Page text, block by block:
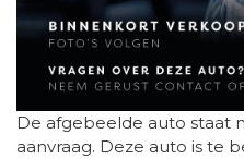
De afgebeelde auto staat
aanvraag. Deze auto is te